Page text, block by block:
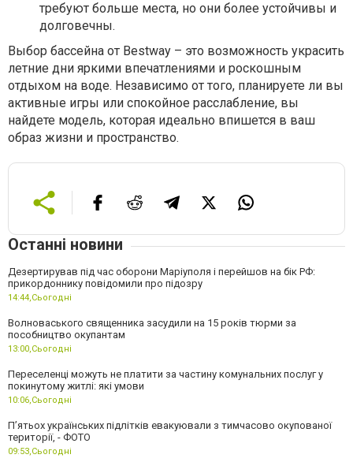
требуют больше места, но они более устойчивы и
долговечны.
Выбор бассейна от Bestway – это возможность украсить
летние дни яркими впечатлениями и роскошным
отдыхом на воде. Независимо от того, планируете ли вы
активные игры или спокойное расслабление, вы
найдете модель, которая идеально впишется в ваш
образ жизни и пространство.
Останні новини
Дезертирував під час оборони Маріуполя і перейшов на бік РФ:
прикордоннику повідомили про підозру
14:44,Сьогодні
Волноваського священника засудили на 15 років тюрми за
пособництво окупантам
13:00,Сьогодні
Переселенці можуть не платити за частину комунальних послуг у
покинутому житлі: які умови
10:06,Сьогодні
П’ятьох українських підлітків евакуювали з тимчасово окупованої
території, - ФОТО
09:53,Сьогодні